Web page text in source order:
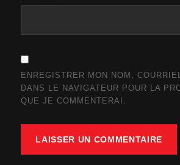
ENREGISTRER MON NOM,
DANS LE NAVIGATEUR POUR LA
QUE JE COMMENTERAI.